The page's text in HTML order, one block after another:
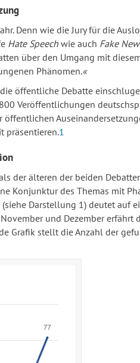
Denn wie die Jury für die
Hate Speech wie auch Fake
über den Umgang mit
Phänomen.«
öffentliche Debatte
Veröffentlichungen
präsentieren.1
der älteren der beiden
Konjunktur des Themas mit
Darstellung 1) deutet auf
und Dezember erfährt
Grafik stellt die Anzahl der